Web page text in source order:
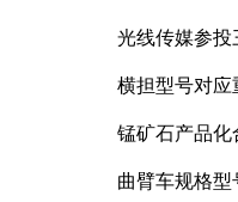
光线传媒参投
横担型号对应
锰矿石产品化
曲臂车规格型